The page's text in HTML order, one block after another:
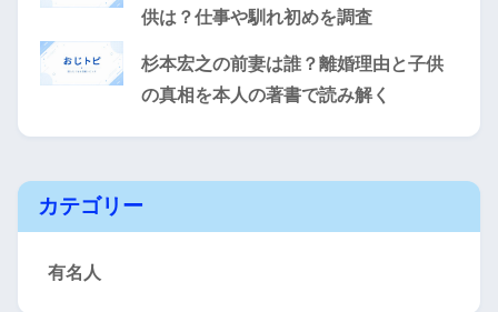
供は？仕事や馴れ初めを調査
杉本宏之の前妻は誰？離婚理由と子供
の真相を本人の著書で読み解く
カテゴリー
有名人